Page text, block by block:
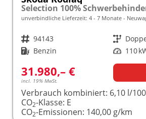
unverbindliche Lieferzeit: 4 - 7 Monate
Fahrzeugnr. 94143 Getriebe
Kraftstoff Benzin Leistung 110
31.980,– €
incl. 19% MwSt.
Verbrauch kombiniert: 6,10 l/
CO2-Klasse: E
CO2-Emissionen: 140,00 g/km